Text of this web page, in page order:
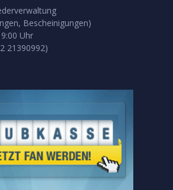
Bescheinigungen)
Uhr
21390992)